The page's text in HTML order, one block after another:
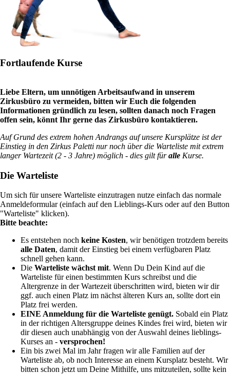
Fortlaufende Kurse
Liebe Eltern, um unnötigen Arbeitsaufwand in unserem
Zirkusbüro zu vermeiden, bitten wir Euch die folgenden
Informationen gründlich zu lesen, sollten danach noch Fragen
offen sein, könnt Ihr gerne das Zirkusbüro kontaktieren.
Auf Grund des extrem hohen Andrangs auf unsere Kursplätze ist der
Einstieg in den Zirkus Paletti nur noch über die Warteliste mit extrem
langer Wartezeit (2 - 3 Jahre) möglich - dies gilt füralle Kurse.
Die Warteliste
Um sich für unsere Warteliste einzutragen nutze einfach das normale
Anmeldeformular (einfach auf den Lieblings-Kurs oder auf den Button
"Warteliste" klicken).
Bitte beachte:
Es entstehen noch keine Kosten, wir benötigen trotzdem bereits
alle Daten, damit der Einstieg bei einem verfügbaren Platz
schnell gehen kann.
Die Warteliste wächst mit. Wenn Du Dein Kind auf die
Warteliste für einen bestimmten Kurs schreibst und die
Altergrenze in der Wartezeit überschritten wird, bieten wir dir
ggf. auch einen Platz im nächst älteren Kurs an, sollte dort ein
Platz frei werden.
EINE Anmeldung für die Warteliste genügt. Sobald ein Platz
in der richtigen Altersgruppe deines Kindes frei wird, bieten wir
dir diesen auch unabhängig von der Auswahl deines lieblings-
Kurses an - versprochen!
Ein bis zwei Mal im Jahr fragen wir alle Familien auf der
Warteliste ab, ob noch Interesse an einem Kursplatz besteht. Wir
bitten schon jetzt um Deine Mithilfe, uns mitzuteilen, sollte kein